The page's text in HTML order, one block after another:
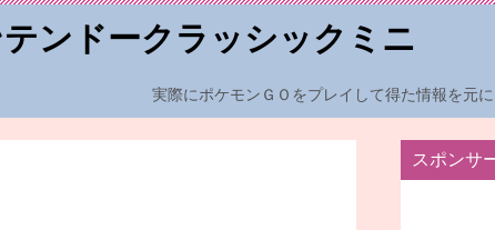
ンドークラッシックミニ
実際にポケモンＧＯをプレイして得た情報を元
スポンサ